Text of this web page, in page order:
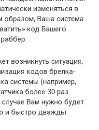
изменяться в
образом, Ваша система
код Вашего
возникнуть ситуация,
кодов брелка-
системы (например,
более 30 раз
Вам нужно будет
и быстро дважды